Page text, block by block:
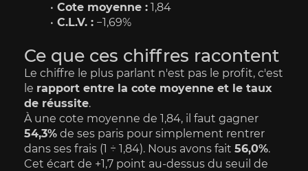
Cote moyenne : 1,84
C.L.V. : −1,69%
Ce que ces chiffres racontent
Le chiffre le plus parlant n'est pas le profit, c'est
le rapport entre la cote moyenne et le taux
de réussite.
54,3% de ses paris pour simplement rentrer
dans ses frais (1 ÷ 1,84). Nous avons fait 56,0%.
Cet écart de +1,7 point au-dessus du seuil de